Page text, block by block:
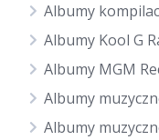
Albumy
Albumy Kool G
Albumy MGM
Albumy
Albumy